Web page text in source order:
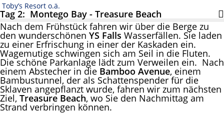
Toby’s Resort o.ä.
Tag 2: Montego Bay - Treasure Beach
Nach dem Frühstück fahren wir über die Berge zu
den wunderschönen YS Falls Wasserfällen. Sie laden
zu einer Erfrischung in einer der Kaskaden ein.
Wagemutige schwingen sich am Seil in die Fluten.
Die schöne Parkanlage lädt zum Verweilen ein. Nach
einem Abstecher in die Bamboo Avenue, einem
Bambustunnel, der als Schattenspender für die
Sklaven angepflanzt wurde, fahren wir zum nächsten
Ziel, Treasure Beach, wo Sie den Nachmittag am
Strand verbringen können.